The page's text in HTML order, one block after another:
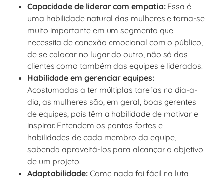
Capacidade de liderar com empatia: Essa é
uma habilidade natural das mulheres e torna-se
muito importante em um segmento que
necessita de conexão emocional com o público,
de se colocar no lugar do outro, não só dos
clientes como também das equipes e liderados.
Habilidade em gerenciar equipes:
Acostumadas a ter múltiplas tarefas no dia-a-
dia, as mulheres são, em geral, boas gerentes
de equipes, pois têm a habilidade de motivar e
inspirar. Entendem os pontos fortes e
habilidades de cada membro da equipe,
sabendo aproveitá-los para alcançar o objetivo
de um projeto.
Adaptabilidade: Como nada foi fácil na luta